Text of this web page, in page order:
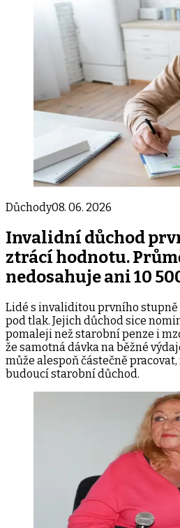
Důchody08. 06. 2026
Invalidní důchod
ztrácí hodnotu.
nedosahuje ani 10
Lidé s invaliditou prvního
pod tlak. Jejich důchod sice
pomaleji než starobní penze i
že samotná dávka na běžné
může alespoň částečně
budoucí starobní důchod.